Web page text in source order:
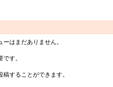
はまだありません。
です。
することができます。